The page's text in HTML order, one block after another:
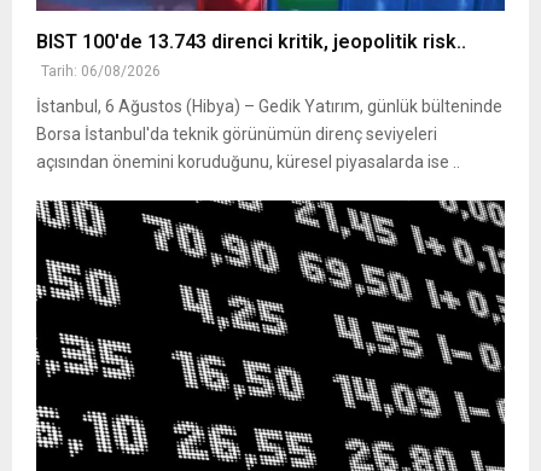
BIST 100'de 13.743 direnci kritik, jeopolitik risk..
Tarih: 06/08/2026
İstanbul, 6 Ağustos (Hibya) – Gedik Yatırım, günlük bülteninde
Borsa İstanbul'da teknik görünümün direnç seviyeleri
açısından önemini koruduğunu, küresel piyasalarda ise ..